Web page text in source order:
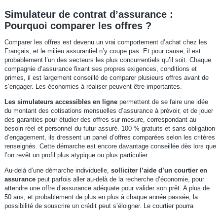
Simulateur de contrat d’assurance :
Pourquoi comparer les offres ?
Comparer les offres est devenu un vrai comportement d’achat chez les
Français, et le milieu assurantiel n’y coupe pas. Et pour cause, il est
probablement l’un des secteurs les plus concurrentiels qu’il soit. Chaque
compagnie d’assurance fixant ses propres exigences, conditions et
primes, il est largement conseillé de comparer plusieurs offres avant de
s’engager. Les économies à réaliser peuvent être importantes.
Les simulateurs accessibles en lignepermettent de se faire une idée
du montant des cotisations mensuelles d’assurance à prévoir, et de jouer
des garanties pour étudier des offres sur mesure, correspondant au
besoin réel et personnel du futur assuré. 100 % gratuits et sans obligation
d’engagement, ils dressent un panel d’offres comparées selon les critères
renseignés. Cette démarche est encore davantage conseillée dès lors que
l’on revêt un profil plus atypique ou plus particulier.
Au-delà d’une démarche individuelle, solliciter l’aide d’un courtier en
assurancepeut parfois aller au-delà de la recherche d’économie, pour
attendre une offre d’assurance adéquate pour valider son prêt. A plus de
50 ans, et probablement de plus en plus à chaque année passée, la
possibilité de souscrire un crédit peut s’éloigner. Le courtier pourra